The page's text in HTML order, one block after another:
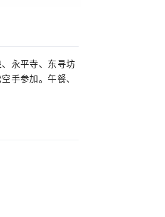
永平寺、东寻坊
手参加。午餐、